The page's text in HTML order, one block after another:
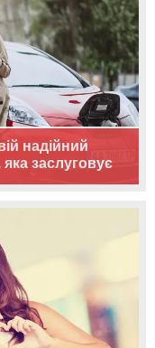
надійний
заслуговує